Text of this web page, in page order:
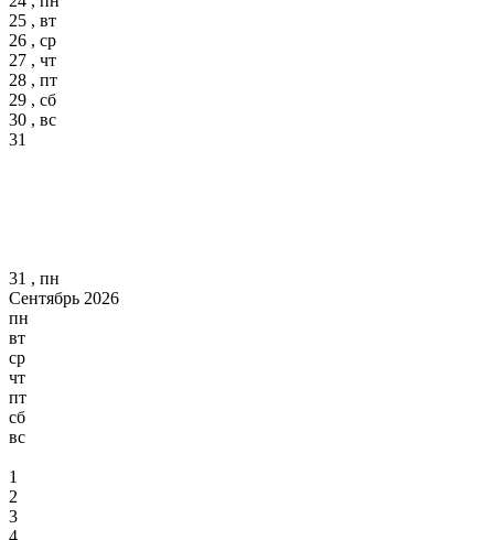
25 , вт
26 , ср
27 , чт
28 , пт
29 , сб
30 , вс
31
31 , пн
Сентябрь 2026
пн
вт
ср
чт
пт
сб
вс
1
2
3
4